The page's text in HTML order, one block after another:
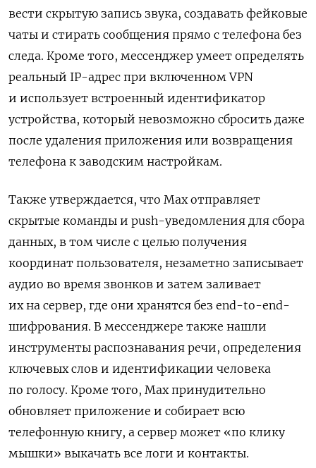
вести скрытую запись звука, создавать фейковые
чаты и стирать сообщения прямо с телефона без
следа. Кроме того, мессенджер умеет определять
реальный IP-адрес при включенном VPN
и использует встроенный идентификатор
устройства, который невозможно сбросить даже
после удаления приложения или возвращения
телефона к заводским настройкам.
Также утверждается, что Max отправляет
скрытые команды и push-уведомления для сбора
данных, в том числе с целью получения
координат пользователя, незаметно записывает
аудио во время звонков и затем заливает
их на сервер, где они хранятся без end-to-end-
шифрования. В мессенджере также нашли
инструменты распознавания речи, определения
ключевых слов и идентификации человека
по голосу. Кроме того, Maxпринудительно
обновляет приложение и собирает всю
телефонную книгу, а сервер может «по клику
мышки» выкачать все логи и контакты.